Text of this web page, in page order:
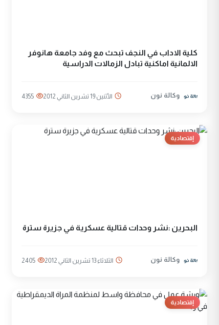
كلية الاداب في النجف تبحث مع وفد جامعة هانوفر
الالمانية اماكنية تبادل الزمالات الدراسية
وكالة نون الأثنين 19 تشرين الثاني 2012 4355
إقتصادية
البحرين :نشر وحدات قتالية عسكرية في جزيرة سترة
وكالة نون الثلاثاء 13 تشرين الثاني 2012 2405
إقتصادية